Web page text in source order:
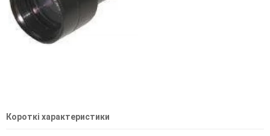
Короткі характеристики